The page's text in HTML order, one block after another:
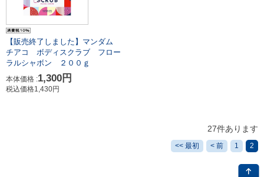
【販売終了しました】マンダム
チアコ ボディスクラブ フロー
ラルシャボン ２００ｇ
本体価格 :1,300円
税込価格1,430円
27件あります
<< 最初 < 前 1 2